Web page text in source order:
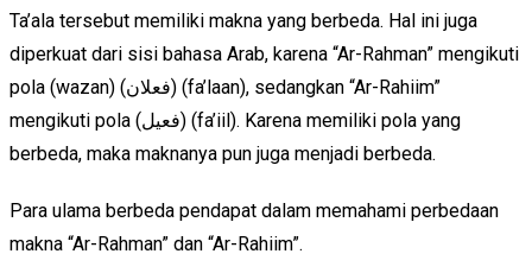
Ta’ala tersebut memiliki makna yang berbeda. Hal ini juga
diperkuat dari sisi bahasa Arab, karena “Ar-Rahman” mengikuti
pola (wazan) (فعلان) (fa’laan), sedangkan “Ar-Rahiim”
mengikuti pola (فعيل) (fa’iil). Karena memiliki pola yang
berbeda, maka maknanya pun juga menjadi berbeda.
Para ulama berbeda pendapat dalam memahami perbedaan
makna “Ar-Rahman” dan “Ar-Rahiim”.